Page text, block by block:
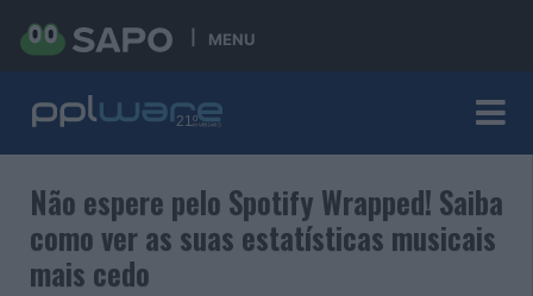
MENU
Não espere pelo Spotify Wrapped! Saiba
como ver as suas estatísticas musicais
mais cedo